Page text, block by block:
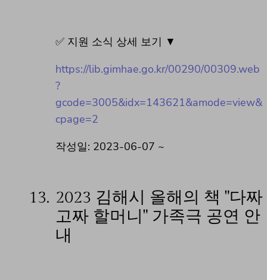
✅ 지원 소식 상세 보기 ▼
https://lib.gimhae.go.kr/00290/00309.web
?
gcode=3005&idx=143621&amode=view&
cpage=2
작성일: 2023-06-07 ~
13. 2023 김해시 올해의 책 "다짜
고짜 할머니" 가족극 공연 안
내